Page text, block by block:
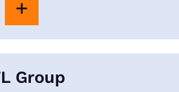
Group